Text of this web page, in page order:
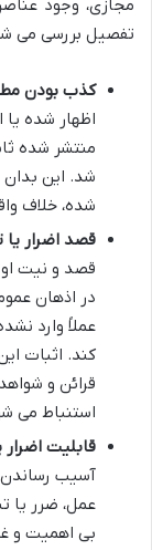
مجازی، وجود
تفصیل بررسی می
کذب بودن
اظهار شده
منتشر شده
شد. این بدان
شده، خلاف
قصد اضرار
قصد و نیت
در اذهان
عملاً وارد
کند. اثبات
قرائن و
استنباط می
قابلیت
آسیب رساندن
عمل، ضرر یا
بی اهمیت و